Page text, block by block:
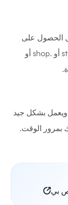
الحصول على
أسماء ذات صلة بامتدادات مثل .style أو .shop أو
ويعمل بشكل جيد
بمرور الوقت.
بي